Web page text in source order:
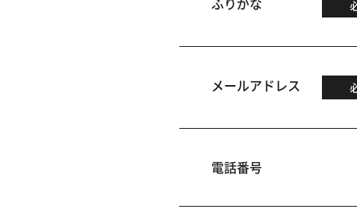
メールアドレス
電話番号